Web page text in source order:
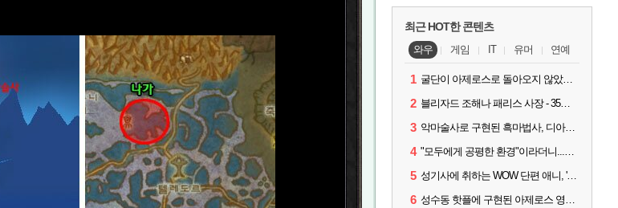
최근 HOT한 콘텐츠
와우 게임 IT 유머 연예
1 굴단이 아제로스로 돌아오지 않았다면? 와우 클래식+ 주목
2 블리자드 조해나 패리스 사장 - 35년 역사, 그리고 비전
3 악마술사로 구현된 흑마법사, 디아4 x 와우 콜라보 살펴보기
4 "모두에게 공평한 환경"이라더니...여전히 살아있는 애드온
5 성기사에 취하는 WOW 단편 애니, '신성한 모든 것'
6 성수동 핫플에 구현된 아제로스 영웅들의 안식처, WoW 홈스윗홈